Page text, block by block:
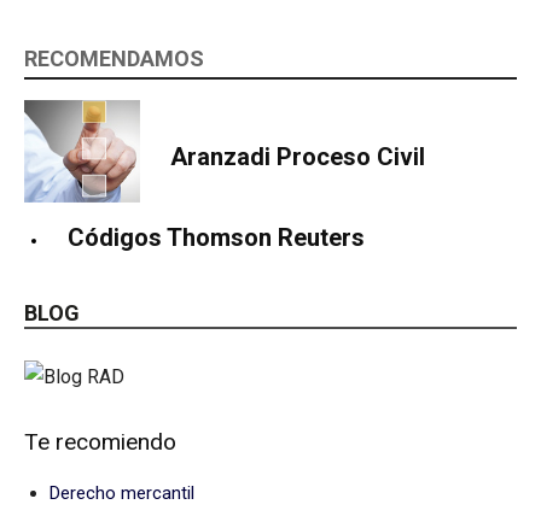
RECOMENDAMOS
Aranzadi Proceso Civil
Códigos Thomson Reuters
BLOG
Te recomiendo
Derecho mercantil